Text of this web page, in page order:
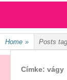
Skip
to
content
Home » Posts
Címke: vágy